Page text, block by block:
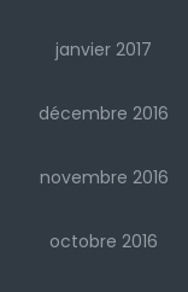
janvier 2017
décembre 2016
novembre 2016
octobre 2016